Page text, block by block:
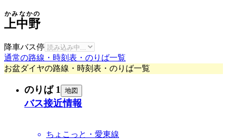
上中野
かみなかの
降車バス停
通常の路線・時刻表・のりば一覧
お盆ダイヤの路線・時刻表・のりば一覧
のりば 1 地図
バス接近情報
ちょこっと・愛東線